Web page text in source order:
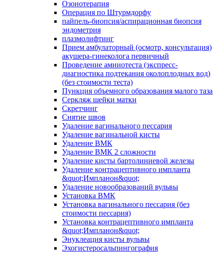
Озонотерапия
Операция по Штурмдорфу
пайпель-биопсия/аспирационная биопсия
эндометрия
плазмолифтинг
Прием амбулаторный (осмотр, консультация)
акушера-гинеколога первичный
Проведение амниотеста (экспресс-
диагностика подтекания околоплодных вод)
(без стоимости теста)
Пункция объемного образования малого таза
Серкляж шейки матки
Скретчинг
Снятие швов
Удаление вагинального пессария
Удаление вагинальной кисты
Удаление ВМК
Удаление ВМК 2 сложности
Удаление кисты бартолиниевой железы
Удаление контрацептивного импланта
&quot;Импланон&quot;
Удаление новообразований вульвы
Установка ВМК
Установка вагинального пессария (без
стоимости пессария)
Установка контрацептивного импланта
&quot;Импланон&quot;
Энуклеация кисты вульвы
Эхогистеросальпингография